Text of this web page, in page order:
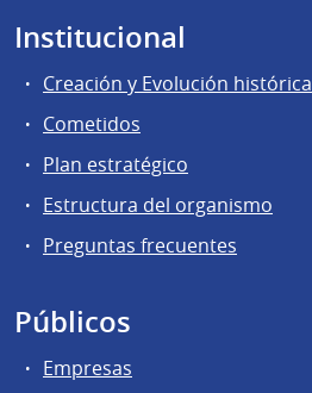
Institucional
Creación y Evolución histórica
Cometidos
Plan estratégico
Estructura del organismo
Preguntas frecuentes
Públicos
Empresas